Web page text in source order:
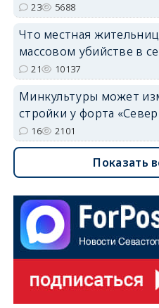
23 5688
Что местная
массовом убийстве в
21 10137
Минкультуры может
стройки у форта
16 2101
Показать